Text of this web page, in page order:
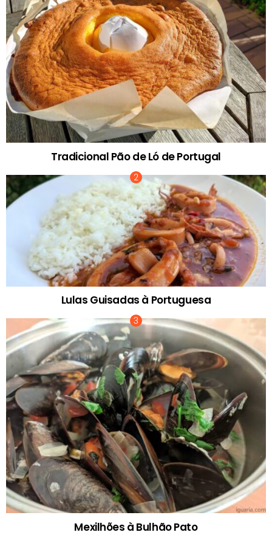
Tradicional Pão de Ló de Portugal
Lulas Guisadas à Portuguesa
Mexilhões à Bulhão Pato